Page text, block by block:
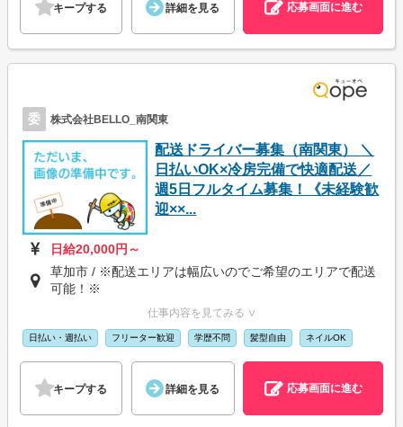
キープする 詳細を見る 応募画面に進む
委 株式会社BELLO_南関東
配送ドライバー募集（南関東） ＼
日払いOK×冷房完備で快適配送／
週5日フルタイム募集！《未経験歓
迎××...
日給20,000円～
草加市 / ※配送エリアは幅広いのでご希望のエリアで配送
可能！※
仕事内容を見てみる ∨
日払い・週払い フリーター歓迎 学歴不問 髪型自由 ネイルOK
キープする 詳細を見る 応募画面に進む